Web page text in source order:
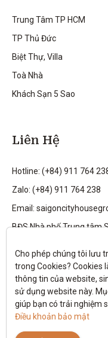
Trung Tâm TP HCM
TP Thủ Đức
Biệt Thự, Villa
Toà Nhà
Khách Sạn 5 Sao
Liên Hệ
Hotline: (+84) 911 764
Zalo: (+84) 911 764 238
Email:
BĐS Nhà phố Trung tâm
Theo dõi tôi trên:
All rights reserved.
Cho phép chúng tôi lưu
trong Cookies? Cookies
thông tin của website,
sử dụng website này.
Điều khoản bảo mật